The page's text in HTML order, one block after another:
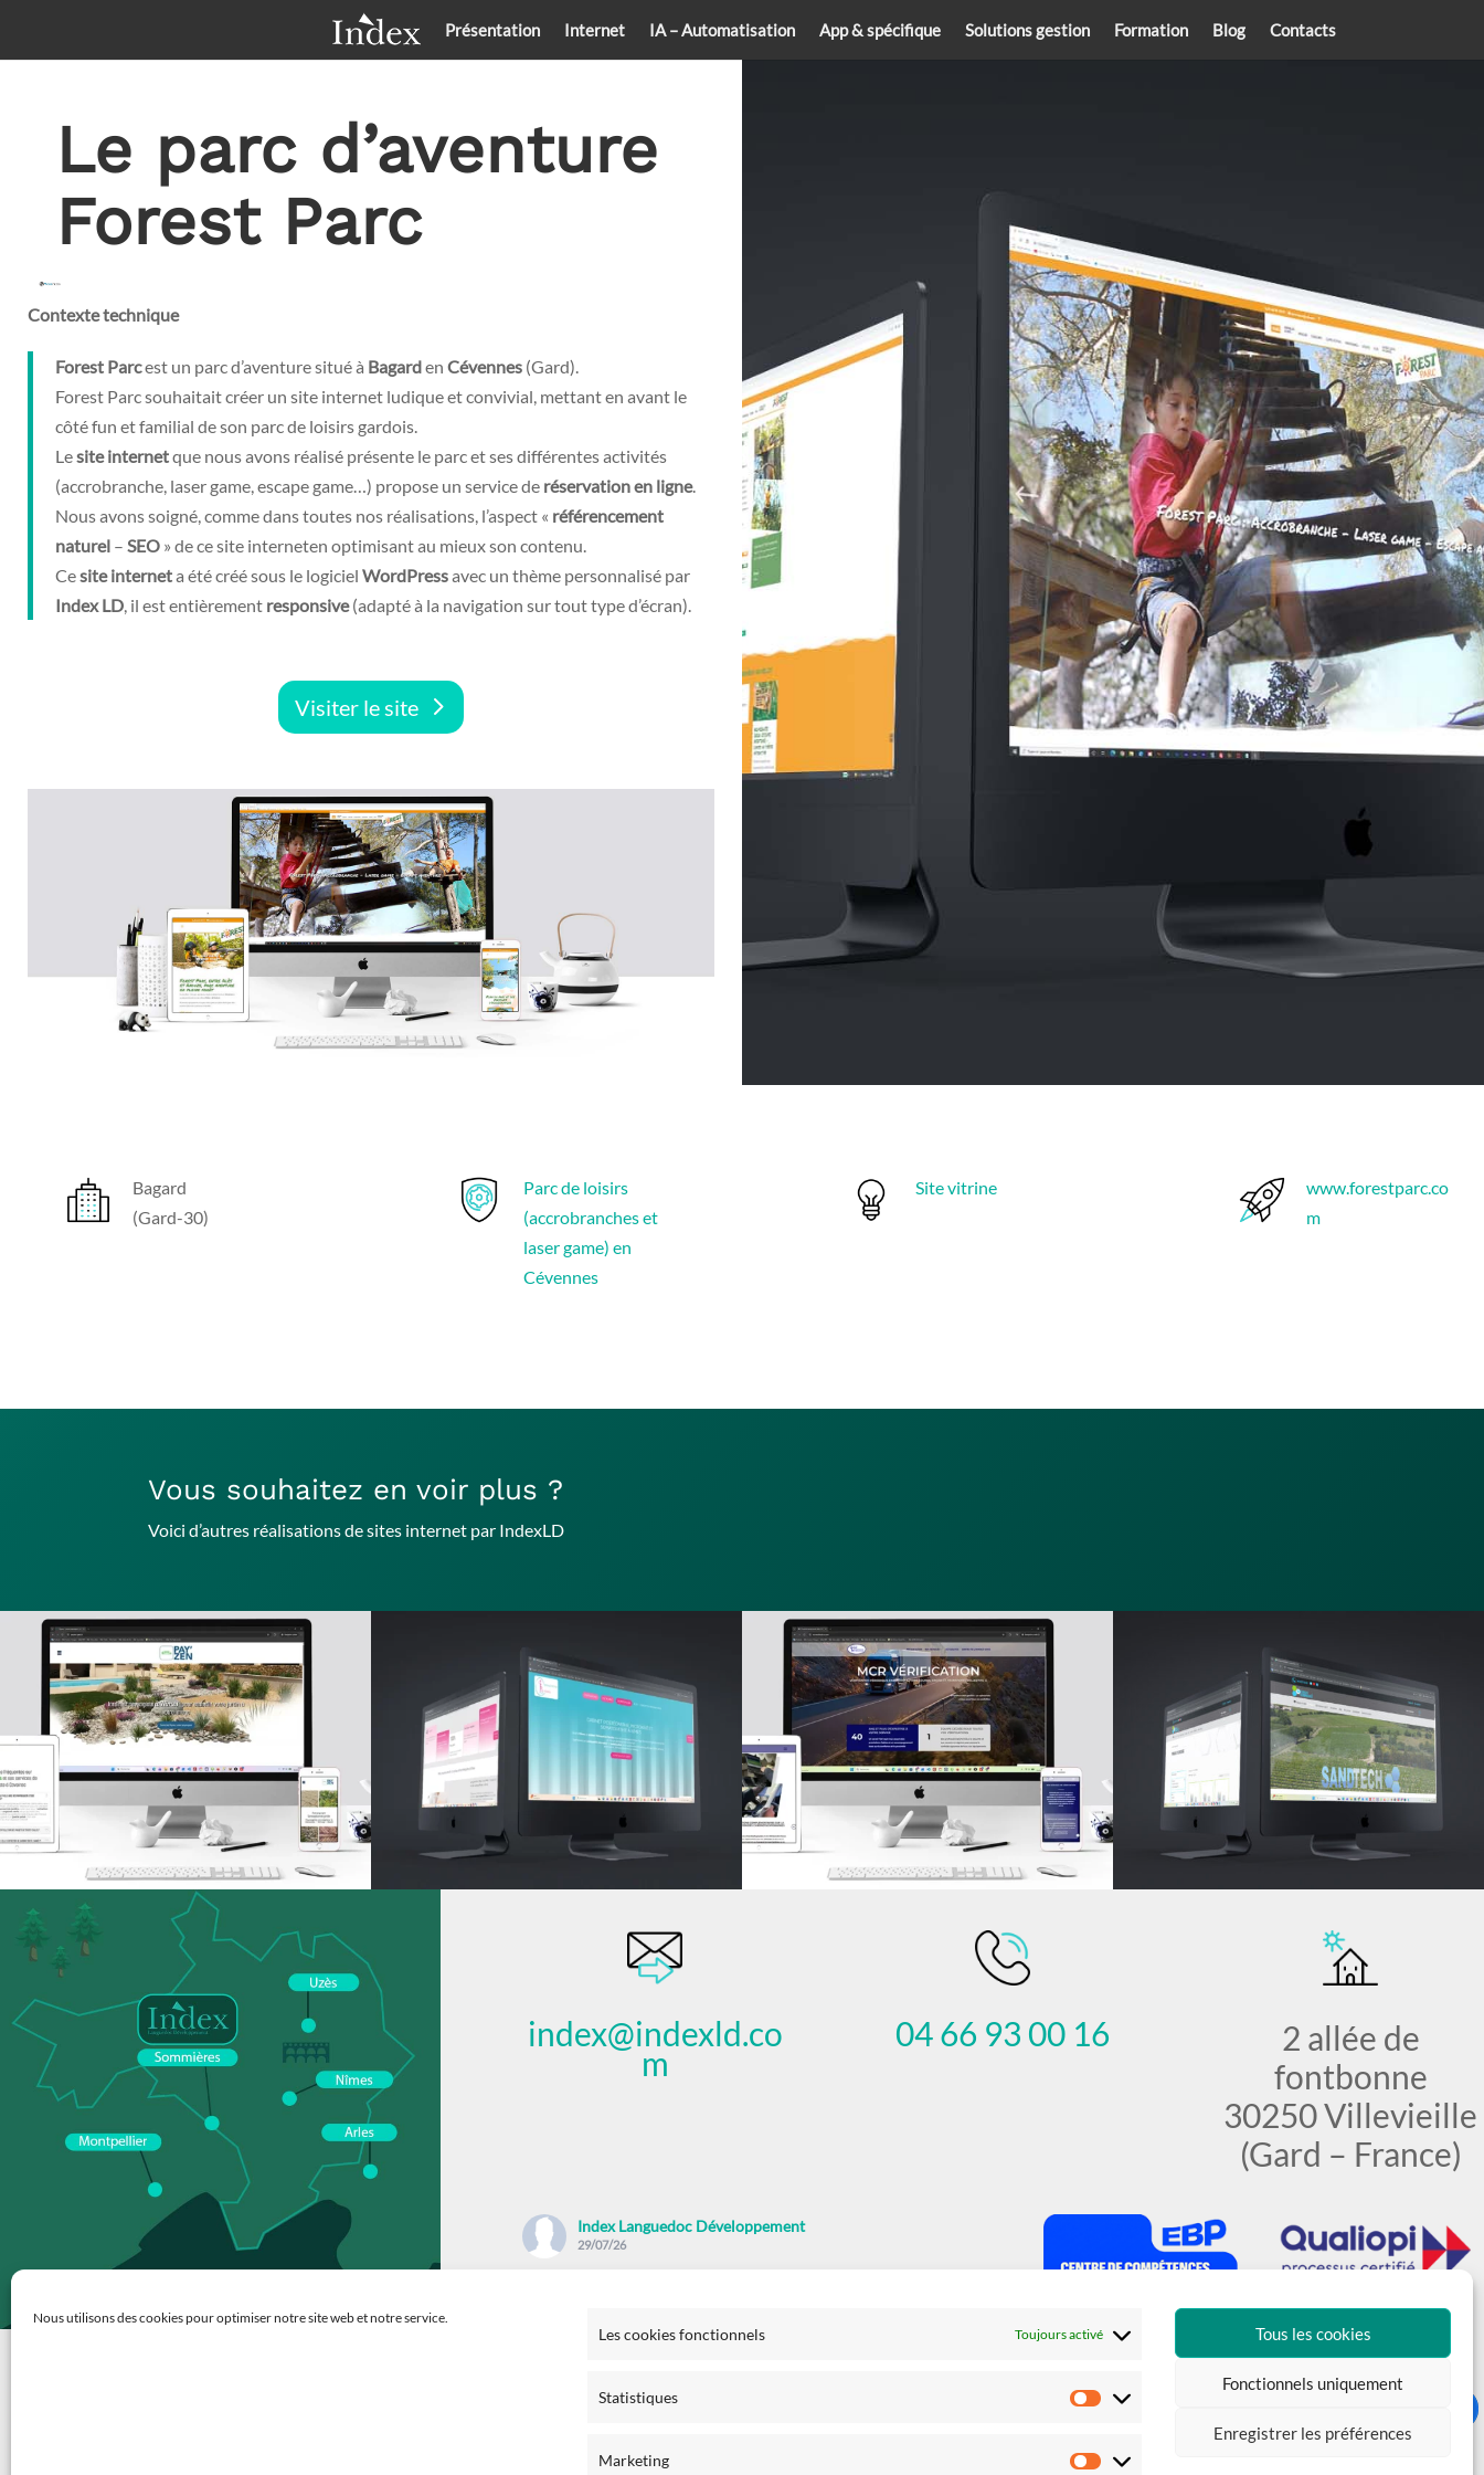
Nous utilisons des cookies pour optimiser notre site web et notre service.
Les cookies fonctionnels Toujours activé
Statistiques
Statistiques
Marketing
Tous les cookies
Fonctionnels uniquement
Enregistrer les préférences
Présentation Internet IA – Automatisation App & spécifique Solutions gestion Formation Blog Contacts
Le parc d’aventure
Forest Parc
Contexte technique
Forest Parcest un parc d’aventure situé à Bagarden Cévennes (Gard).
Forest Parc souhaitait créer un site internet ludique et convivial, mettant en avant le
côté fun et familial de son parc de loisirs gardois.
Lesite internetque nous avons réalisé présente le parc et ses différentes activités
(accrobranche, laser game, escape game…) propose un service de réservation en ligne.
Nous avons soigné, comme dans toutes nos réalisations, l’aspect « référencement
naturel – SEO » de ce site interneten optimisant au mieux son contenu.
Cesite interneta été créé sous le logiciel WordPressavec un thème personnalisé par
Index LD, il est entièrement responsive(adapté à la navigation sur tout type d’écran).
Visiter le site
Bagard
(Gard-30)
Parc de loisirs
(accrobranches et
laser game) en
Cévennes
Site vitrine
www.forestparc.co
m
Vous souhaitez en voir plus ?
Voici d’autres réalisations de sites internet par IndexLD
index@indexld.co
m
04 66 93 00 16
2 allée de
fontbonne
30250 Villevieille
(Gard – France)
Index Languedoc Développement
29/07/26
✅ Inscriptions à la plateforme agrée
Photo